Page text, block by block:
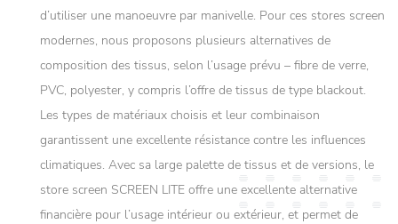
d’utiliser une manoeuvre par manivelle. Pour ces stores screen
modernes, nous proposons plusieurs alternatives de
composition des tissus, selon l’usage prévu – fibre de verre,
PVC, polyester, y compris l’offre de tissus de type blackout.
Les types de matériaux choisis et leur combinaison
garantissent une excellente résistance contre les influences
climatiques. Avec sa large palette de tissus et de versions, le
store screen SCREEN LITE offre une excellente alternative
financière pour l’usage intérieur ou extérieur, et permet de